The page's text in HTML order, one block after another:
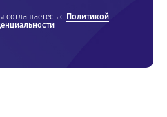
соглашаетесь с Политикой